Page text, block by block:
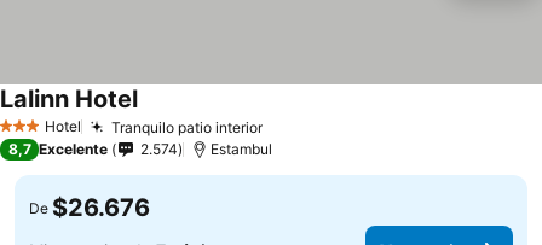
3 Estrellas
Hotel Tranquilo patio interior
Lalinn Hotel
8,7 Excelente 2.574 Estambul
De $26.676